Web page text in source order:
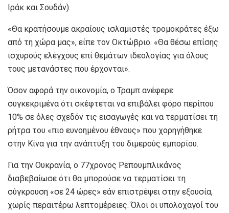
Ιράκ και Σουδάν).
«Θα κρατήσουμε ακραίους ισλαμιστές τρομοκράτες έξω
από τη χώρα μας», είπε τον Οκτώβριο. «Θα θέσω επίσης
ισχυρούς ελέγχους επί θεμάτων ιδεολογίας για όλους
τους μετανάστες που έρχονται».
Όσον αφορά την οικονομία, ο Τραμπ ανέφερε
συγκεκριμένα ότι σκέφτεται να επιβάλει φόρο περίπου
10% σε όλες σχεδόν τις εισαγωγές και να τερματίσει τη
ρήτρα του «πιο ευνοημένου έθνους» που χορηγήθηκε
στην Κίνα για την ανάπτυξη του διμερούς εμπορίου.
Για την Ουκρανία, ο 77χρονος Ρεπουμπλικάνος
διαβεβαίωσε ότι θα μπορούσε να τερματίσει τη
σύγκρουση «σε 24 ώρες» εάν επιστρέψει στην εξουσία,
χωρίς περαιτέρω λεπτομέρειες. Όλοι οι υπολοχαγοί του